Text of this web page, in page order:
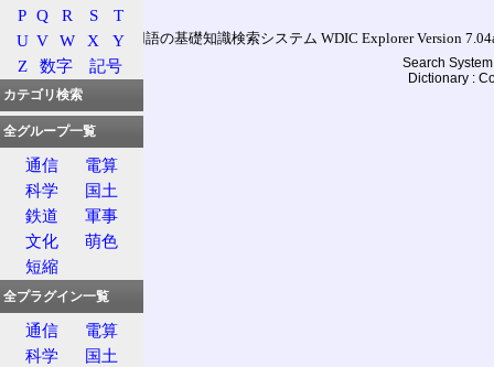
通信用語の基礎知識検索システム WDIC Explorer Version
Search
Dictionary :
P Q R S
T
U V W X
Y
Z
数字 記号
カテゴリ検索
全グループ一覧
通信
電算
科学
国土
鉄道
軍事
文化
萌色
短縮
全プラグイン一覧
通信
電算
科学
国土